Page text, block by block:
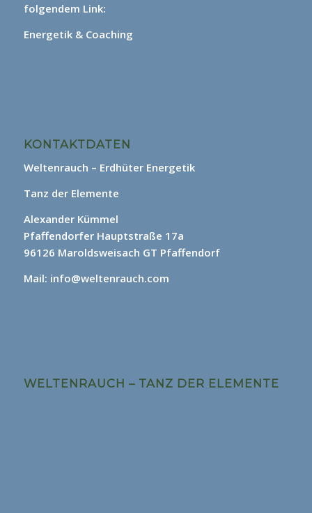
folgendem Link:
Energetik & Coaching
KONTAKTDATEN
Weltenrauch – Erdhüter Energetik
Tanz der Elemente
Alexander Kümmel
Pfaffendorfer Hauptstraße 17a
96126 Maroldsweisach GT Pfaffendorf
Mail: info@weltenrauch.com
WELTENRAUCH – TANZ DER ELEMENTE